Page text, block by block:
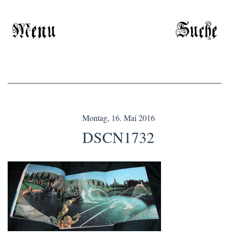
Menu Suche
Montag, 16. Mai 2016
DSCN1732